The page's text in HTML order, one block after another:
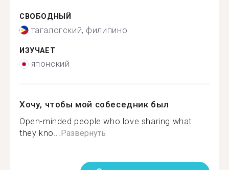
СВОБОДНЫЙ
тагалогский, филипино
ИЗУЧАЕТ
японский
Хочу, чтобы мой собеседник был
Open-minded people who love sharing what
they kno...Развернуть